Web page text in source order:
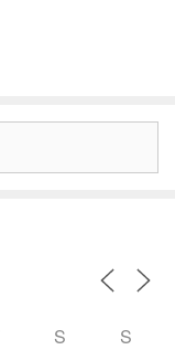
S S